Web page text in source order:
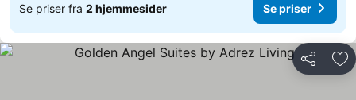
Se priser fra 2 hjemmesider Se priser
Del